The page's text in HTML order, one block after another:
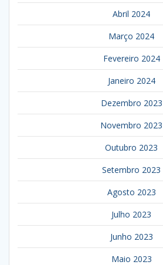
Abril 2024
Março 2024
Fevereiro 2024
Janeiro 2024
Dezembro 2023
Novembro 2023
Outubro 2023
Setembro 2023
Agosto 2023
Julho 2023
Junho 2023
Maio 2023